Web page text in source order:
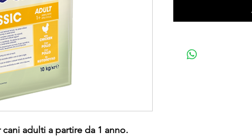
adulti a partire da 1 anno.